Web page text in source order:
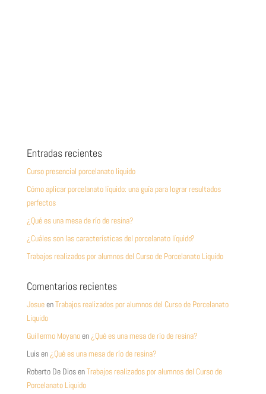
Entradas recientes
Curso presencial porcelanato liquido
Cómo aplicar porcelanato líquido: una guía para lograr resultados
perfectos
¿Qué es una mesa de río de resina?
¿Cuáles son las características del porcelanato líquido?
Trabajos realizados por alumnos del Curso de Porcelanato Liquido
Comentarios recientes
JosueenTrabajos realizados por alumnos del Curso de Porcelanato
Liquido
Guillermo Moyanoen ¿Qué es una mesa de río de resina?
Luisen ¿Qué es una mesa de río de resina?
Roberto De DiosenTrabajos realizados por alumnos del Curso de
Porcelanato Liquido